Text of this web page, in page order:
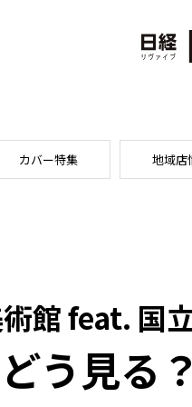
カバー特集 地域店
館 feat. 国
う見る